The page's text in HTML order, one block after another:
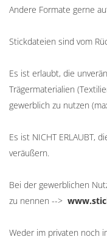
Andere Formate gerne
Stickdateien sind vom
Es ist erlaubt, die
Trägermaterialien
gewerblich zu nutzen
Es ist NICHT ERLAUBT,
veräußern.
Bei der gewerblichen
zu nennen -->
Weder im privaten noch